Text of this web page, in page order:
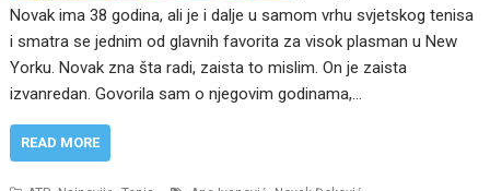
Novak ima 38 godina, ali je i dalje u samom vrhu svjetskog tenisa
i smatra se jednim od glavnih favorita za visok plasman u New
Yorku. Novak zna šta radi, zaista to mislim. On je zaista
izvanredan. Govorila sam o njegovim godinama,…
READ MORE